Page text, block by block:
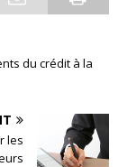
du crédit à la
les